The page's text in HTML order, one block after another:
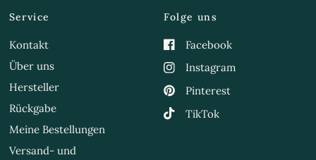
Service
Kontakt
Über uns
Hersteller
Rückgabe
Meine Bestellungen
Versand- und
Folge uns
Facebook
Instagram
Pinterest
TikTok